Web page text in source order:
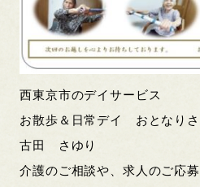
西東京市のデイサービス
お散歩＆日常デイ おとなりさ
古田 さゆり
介護のご相談や、求人のご応